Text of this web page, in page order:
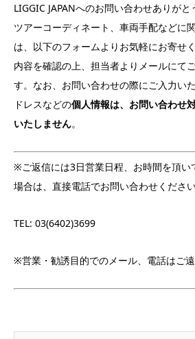
LIGGIC JAPANへのお問い合わせありがと
ツアーコーディネート、車両手配などに
は、以下のフォームよりお気軽にお寄せく
内容を確認の上、担当者よりメールにて
す。なお、お問い合わせの際にご入力い
ドレスなどの個人情報は、お問い合わせ
いたしません。
※ご返信には3日営業日程、お時間を頂い
場合は、直接電話でお問い合わせください
TEL: 03(6402)3699
※営業・勧誘目的でのメール、電話はご遠